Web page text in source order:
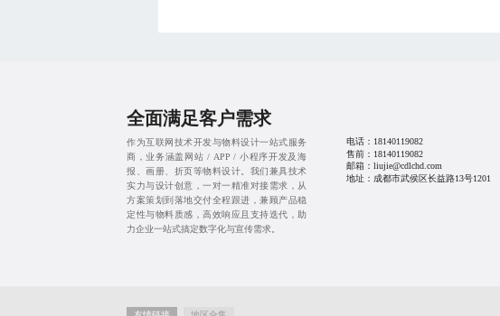
全面满足客户需求
作为互联网技术开发与物料设计一站式服务
商，业务涵盖网站 / APP / 小程序开发及海
报、画册、折页等物料设计。我们兼具技术
实力与设计创意，一对一精准对接需求，从
方案策划到落地交付全程跟进，兼顾产品稳
定性与物料质感，高效响应且支持迭代，助
力企业一站式搞定数字化与宣传需求。
电话： 18140119082
售前： 18140119082
邮箱：liujie@cdlchd.com
地址：成都市武侯区长益路13号1201